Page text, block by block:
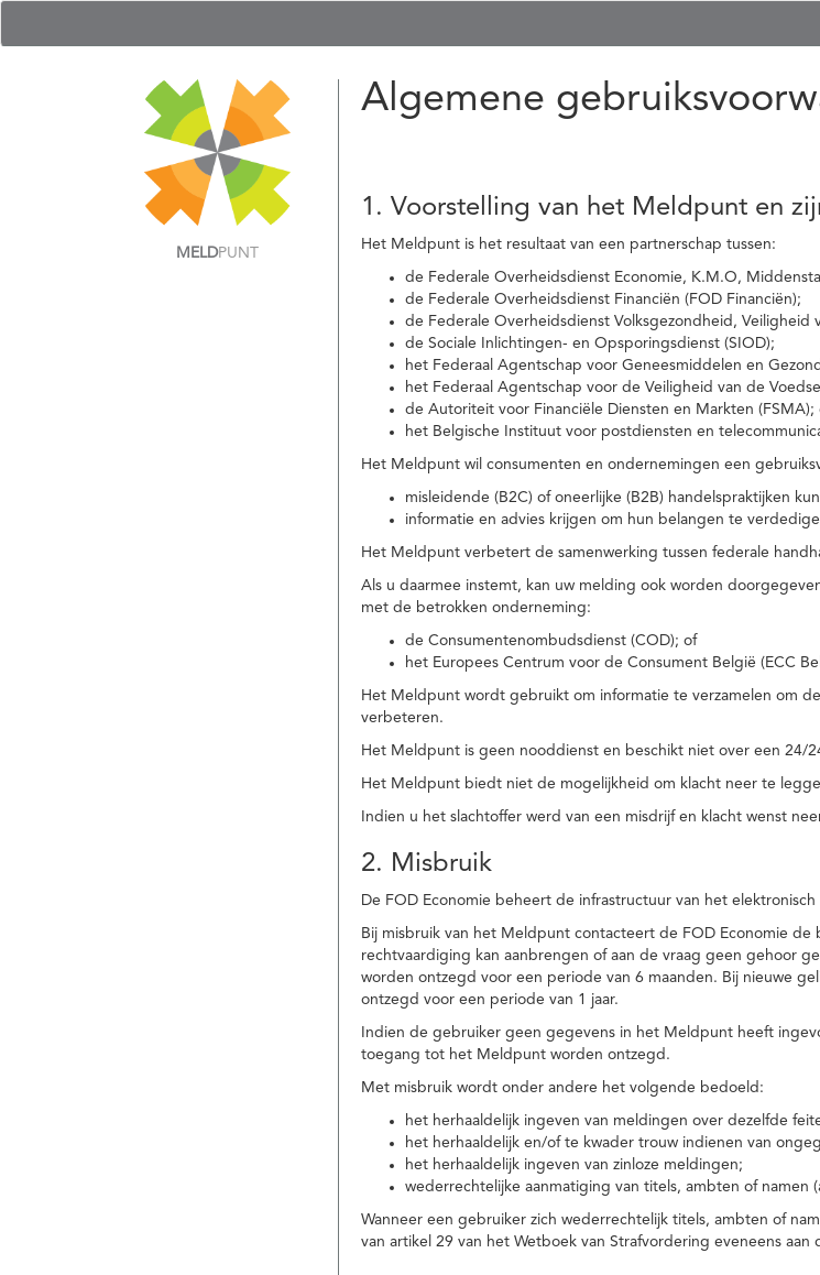
MELDPUNT
Algemene
1. Voorstelling van het Meldpunt en
Het Meldpunt is het resultaat van een partnerschap tussen:
de Federale Overheidsdienst Economie, K.M.O,
de Federale Overheidsdienst Financiën (FOD Financiën);
de Federale Overheidsdienst Volksgezondheid, Veiligheid
de Sociale Inlichtingen- en Opsporingsdienst (SIOD);
het Federaal Agentschap voor Geneesmiddelen en
het Federaal Agentschap voor de Veiligheid van de
de Autoriteit voor Financiële Diensten en Markten (FSMA);
het Belgische Instituut voor postdiensten en
Het Meldpunt wil consumenten en ondernemingen een
misleidende (B2C) of oneerlijke (B2B) handelspraktijken
informatie en advies krijgen om hun belangen te
Het Meldpunt verbetert de samenwerking tussen federale
Als u daarmee instemt, kan uw melding ook worden
met de betrokken onderneming:
de Consumentenombudsdienst (COD); of
het Europees Centrum voor de Consument België (ECC
Het Meldpunt wordt gebruikt om informatie te verzamelen om
verbeteren.
Het Meldpunt is geen nooddienst en beschikt niet over een 24/
Het Meldpunt biedt niet de mogelijkheid om klacht neer te
Indien u het slachtoffer werd van een misdrijf en klacht wenst
2. Misbruik
De FOD Economie beheert de infrastructuur van het
Bij misbruik van het Meldpunt contacteert de FOD Economie
rechtvaardiging kan aanbrengen of aan de vraag geen gehoor
worden ontzegd voor een periode van 6 maanden. Bij nieuwe
ontzegd voor een periode van 1 jaar.
Indien de gebruiker geen gegevens in het Meldpunt heeft
toegang tot het Meldpunt worden ontzegd.
Met misbruik wordt onder andere het volgende bedoeld:
het herhaaldelijk ingeven van meldingen over dezelfde
het herhaaldelijk en/of te kwader trouw indienen van
het herhaaldelijk ingeven van zinloze meldingen;
wederrechtelijke aanmatiging van titels, ambten of namen
Wanneer een gebruiker zich wederrechtelijk titels, ambten of
van artikel 29 van het Wetboek van Strafvordering eveneens